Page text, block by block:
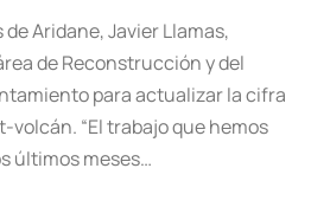
de Aridane, Javier Llamas,
de Reconstrucción y del
para actualizar la cifra
volcán. “El trabajo que hemos
últimos meses…